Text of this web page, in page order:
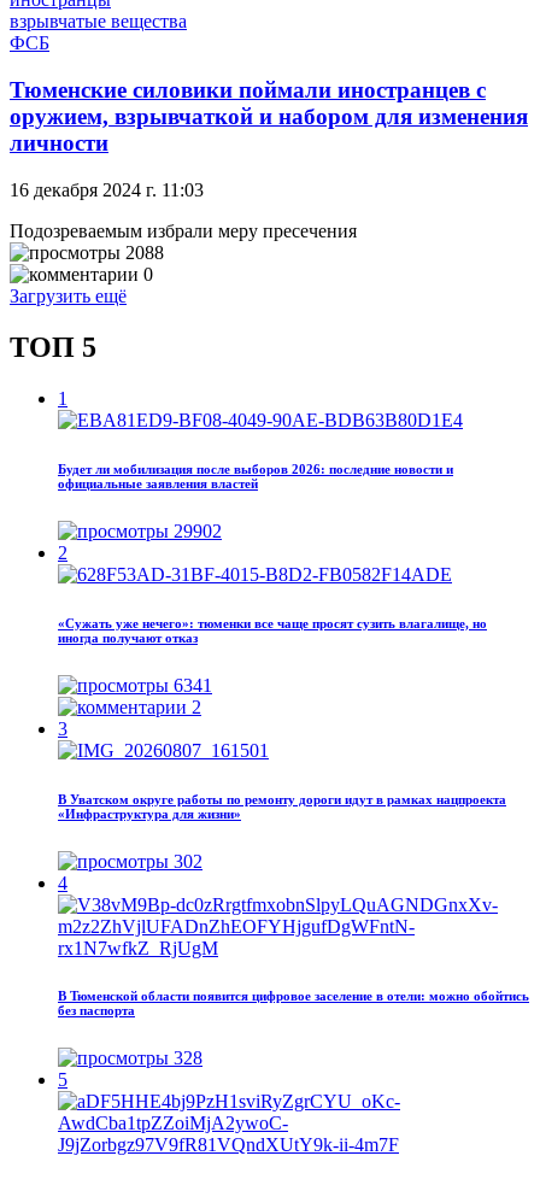
взрывчатые вещества
ФСБ
Тюменские силовики поймали иностранцев с
оружием, взрывчаткой и набором для изменения
личности
16 декабря 2024 г. 11:03
Подозреваемым избрали меру пресечения
2088
0
Загрузить ещё
ТОП 5
1
Будет ли мобилизация после выборов 2026: последние новости и
официальные заявления властей
29902
2
«Сужать уже нечего»: тюменки все чаще просят сузить влагалище, но
иногда получают отказ
6341
2
3
В Уватском округе работы по ремонту дороги идут в рамках нацпроекта
«Инфраструктура для жизни»
302
4
В Тюменской области появится цифровое заселение в отели: можно обойтись
без паспорта
328
5